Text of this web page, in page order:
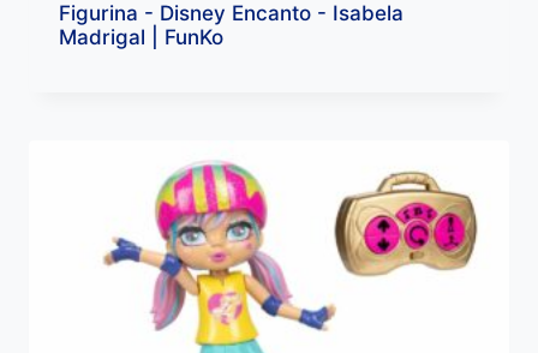
Figurina - Disney Encanto - Isabela
Madrigal | FunKo